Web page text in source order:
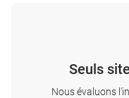
Seuls
Nous évaluons